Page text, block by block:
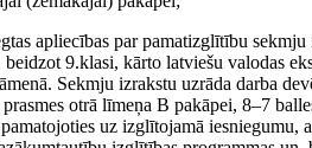
apliecības par pamatizglītību
9.klasi, kārto latviešu valodas
Sekmju izrakstu uzrāda darba
otrā līmeņa B pakāpei, 8–7
uz izglītojamā iesniegumu,